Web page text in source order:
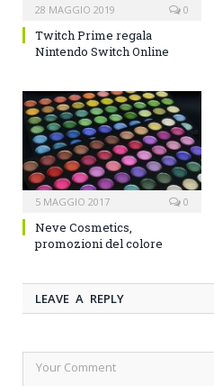
28 MAGGIO 2019 0
Twitch Prime regala
Nintendo Switch Online
5 MAGGIO 2017 0
Neve Cosmetics,
promozioni del colore
LEAVE A REPLY